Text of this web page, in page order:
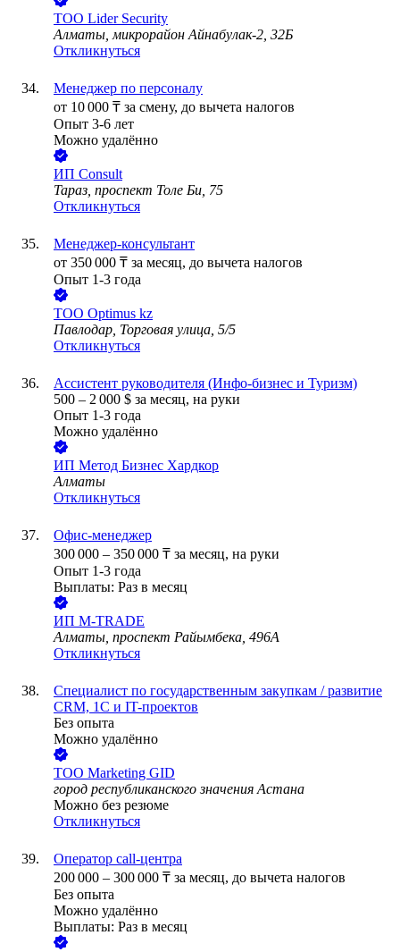
ТОО Lider Security
Алматы, микрорайон Айнабулак-2, 32Б
Откликнуться
Менеджер по персоналу
от 10 000 ₸ за смену, до вычета налогов
Опыт 3-6 лет
Можно удалённо
ИП Consult
Тараз, проспект Толе Би, 75
Откликнуться
Менеджер-консультант
от 350 000 ₸ за месяц, до вычета налогов
Опыт 1-3 года
ТОО Optimus kz
Павлодар, Торговая улица, 5/5
Откликнуться
Ассистент руководителя (Инфо-бизнес и Туризм)
500 – 2 000 $ за месяц, на руки
Опыт 1-3 года
Можно удалённо
ИП Метод Бизнес Хардкор
Алматы
Откликнуться
Офис-менеджер
300 000 – 350 000 ₸ за месяц, на руки
Опыт 1-3 года
Выплаты: Раз в месяц
ИП M-TRADE
Алматы, проспект Райымбека, 496А
Откликнуться
Специалист по государственным закупкам / развитие
CRM, 1С и IT-проектов
Без опыта
Можно удалённо
ТОО Marketing GID
город республиканского значения Астана
Можно без резюме
Откликнуться
Оператор call-центра
200 000 – 300 000 ₸ за месяц, до вычета налогов
Без опыта
Можно удалённо
Выплаты: Раз в месяц